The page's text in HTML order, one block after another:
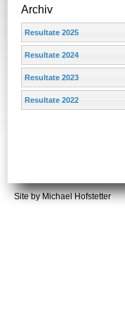
Archiv
Resultate 2025
Resultate 2024
Resultate 2023
Resultate 2022
Site by Michael Hofstetter